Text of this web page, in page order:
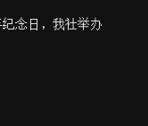
念日，我社举办